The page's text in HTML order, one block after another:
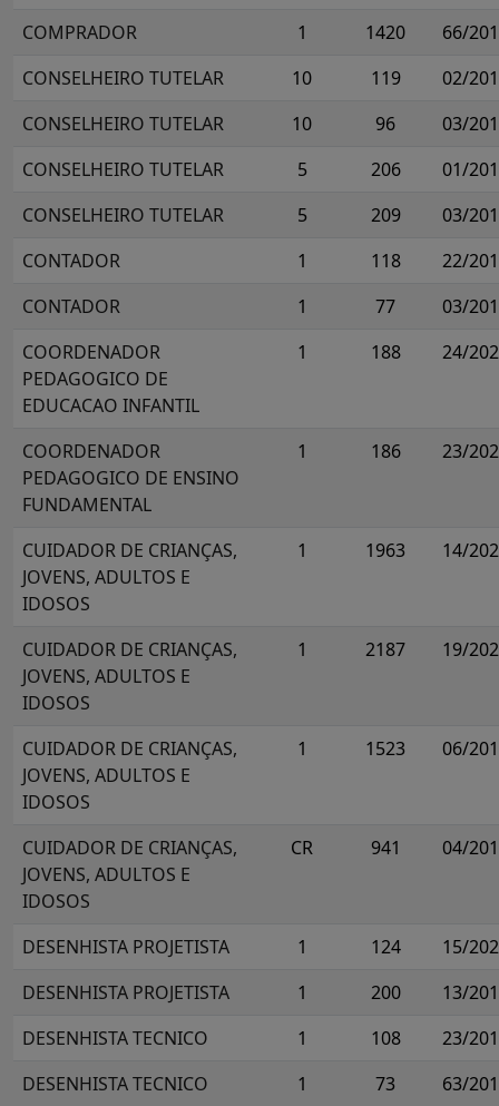
COMPRADOR
1 1420
66/
CONSELHEIRO TUTELAR
10 119
02/
CONSELHEIRO TUTELAR
10 96
03/
CONSELHEIRO TUTELAR
5 206
01/
CONSELHEIRO TUTELAR
5 209
03/
CONTADOR
1 118
22/
CONTADOR
1 77
03/
COORDENADOR
PEDAGOGICO DE
EDUCACAO INFANTIL
1 188 24/
COORDENADOR
PEDAGOGICO DE ENSINO
FUNDAMENTAL
1 186 23/
CUIDADOR DE CRIANÇAS,
JOVENS, ADULTOS E
IDOSOS
1 1963 14/
CUIDADOR DE CRIANÇAS,
JOVENS, ADULTOS E
IDOSOS
1 2187 19/
CUIDADOR DE CRIANÇAS,
JOVENS, ADULTOS E
IDOSOS
1 1523 06/
CUIDADOR DE CRIANÇAS,
JOVENS, ADULTOS E
IDOSOS
CR 941 04/
DESENHISTA PROJETISTA 1 124
15/
DESENHISTA PROJETISTA
1 200
13/
DESENHISTA TECNICO
1 108
23/
DESENHISTA TECNICO
1 73 63/